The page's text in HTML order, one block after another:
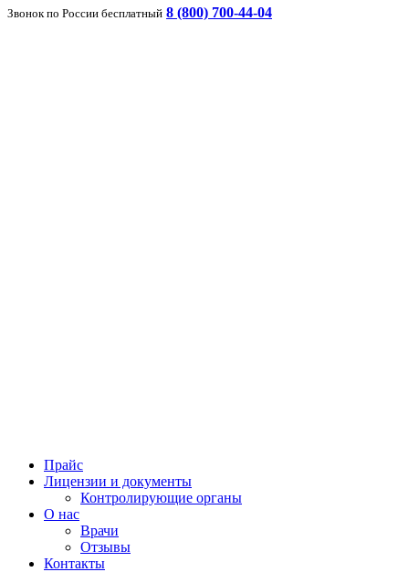
Звонок по России бесплатный 8 (800) 700-44-04
Прайс
Лицензии и документы
Контролирующие органы
О нас
Врачи
Отзывы
Контакты